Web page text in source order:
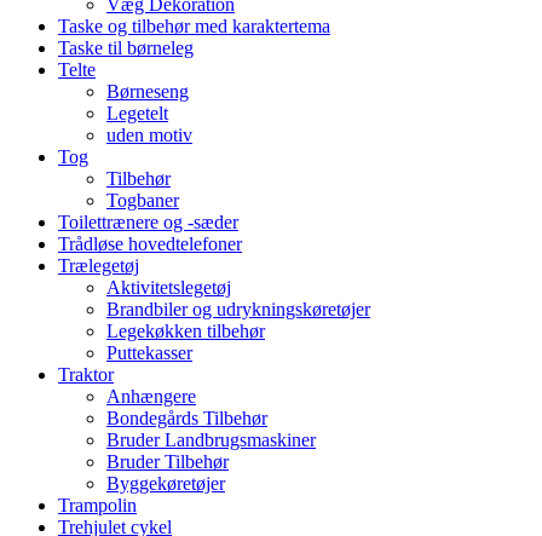
Taske og tilbehør med karaktertema
Taske til børneleg
Telte
Børneseng
Legetelt
uden motiv
Tog
Tilbehør
Togbaner
Toilettrænere og -sæder
Trådløse hovedtelefoner
Trælegetøj
Aktivitetslegetøj
Brandbiler og udrykningskøretøjer
Legekøkken tilbehør
Puttekasser
Traktor
Anhængere
Bondegårds Tilbehør
Bruder Landbrugsmaskiner
Bruder Tilbehør
Byggekøretøjer
Trampolin
Trehjulet cykel